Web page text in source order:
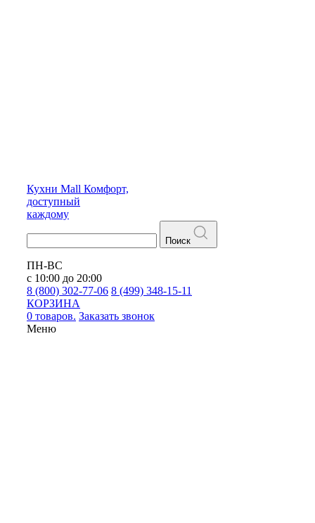
Кухни Mall Комфорт,
доступный
каждому
Поиск
ПН-ВС
с 10:00 до 20:00
8 (800) 302-77-06 8 (499) 348-15-11
КОРЗИНА
0 товаров. Заказать звонок
Меню